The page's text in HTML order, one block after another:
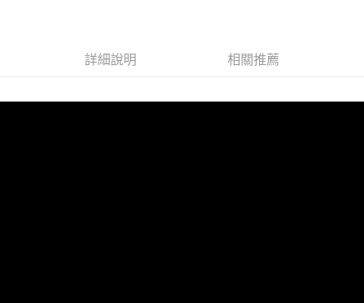
https://aftee.tw/terms/#terms3
任。
詳細說明 相關推薦